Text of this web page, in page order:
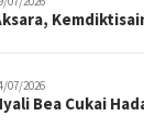
07/2026
Bea Cukai